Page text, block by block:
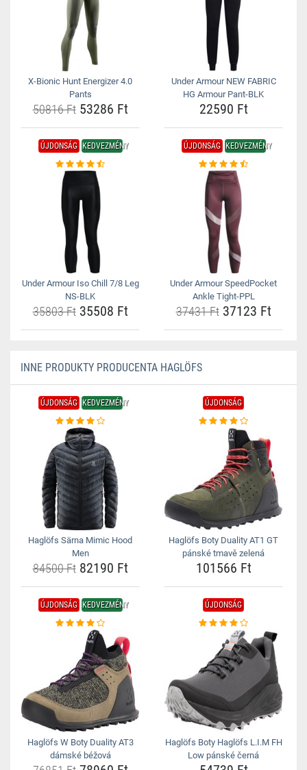
X-Bionic Hunt Energizer 4.0
Pants
50816 Ft53286 Ft
Under Armour NEW FABRIC
HG Armour Pant-BLK
22590 Ft
ÚJDONSÁG KEDVEZMÉNY
Under Armour Iso Chill 7/8 Leg
NS-BLK
35803 Ft35508 Ft
ÚJDONSÁG KEDVEZMÉNY
Under Armour SpeedPocket
Ankle Tight-PPL
37431 Ft37123 Ft
INNE PRODUKTY PRODUCENTA HAGLÖFS
ÚJDONSÁG KEDVEZMÉNY
Haglöfs Särna Mimic Hood
Men
84500 Ft82190 Ft
ÚJDONSÁG
Haglöfs Boty Duality AT1 GT
pánské tmavě zelená
101566 Ft
ÚJDONSÁG KEDVEZMÉNY
Haglöfs W Boty Duality AT3
dámské béžová
ÚJDONSÁG
Haglöfs Boty Haglöfs L.I.M FH
Low pánské černá